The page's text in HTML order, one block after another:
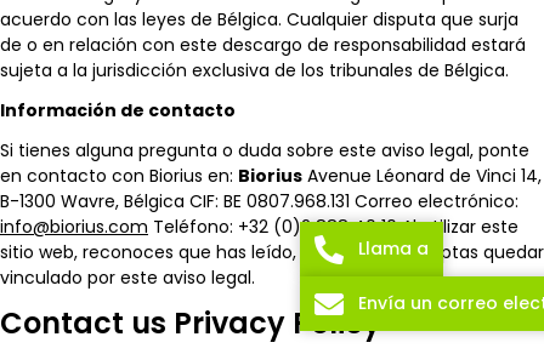
acuerdo con las leyes de Bélgica. Cualquier disputa que surja
de o en relación con este descargo de responsabilidad estará
sujeta a la jurisdicción exclusiva de los tribunales de Bélgica.
Información de contacto
Si tienes alguna pregunta o duda sobre este aviso legal, ponte
en contacto con Biorius en: Biorius Avenue Léonard de Vinci 14,
B-1300 Wavre, Bélgica CIF: BE 0807.968.131 Correo electrónico:
info@biorius.com Teléfono: +32 (0)2 888 40 10 Al utilizar este
sitio web, reconoces que has leído, entendido y aceptas quedar
vinculado por este aviso legal.
Contact us Privacy Policy
Llama a
Envía un correo